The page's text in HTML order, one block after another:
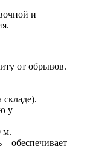
и
от обрывов.
складе).
у
м.
– обеспечивает